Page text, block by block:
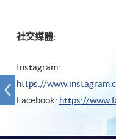
社交媒體:
Instagram:
https://
Facebook: https://